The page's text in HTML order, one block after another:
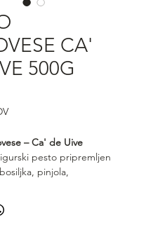
CA'
500G
– Ca' de Uive
pesto pripremljen
pinjola,
ulja. Pesto Genovese Ca'
se intenzivnom